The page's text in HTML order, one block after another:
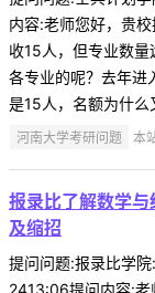
内容:老师您好，贵
收15人，但专业数
各专业的呢？去年进
是15人，名额为什么
河南大学考研问题 本
报录比了解数学
及缩招
提问问题:报录比学
2413:06提问内容:老